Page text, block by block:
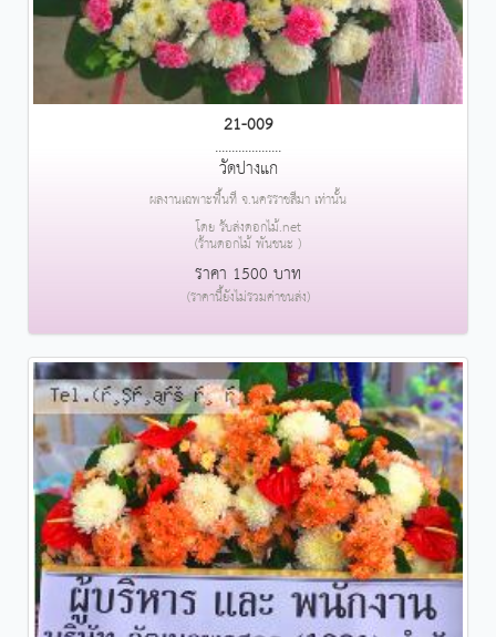
21-009
....................
วัดปางแก
ผลงานเฉพาะพื้นที่ จ.นครราชสีมา เท่านั้น
โดย รับส่งดอกไม้.net
(ร้านดอกไม้ พันชนะ )
ราคา 1500 บาท
(ราคานี้ยังไม่รวมค่าขนส่ง)